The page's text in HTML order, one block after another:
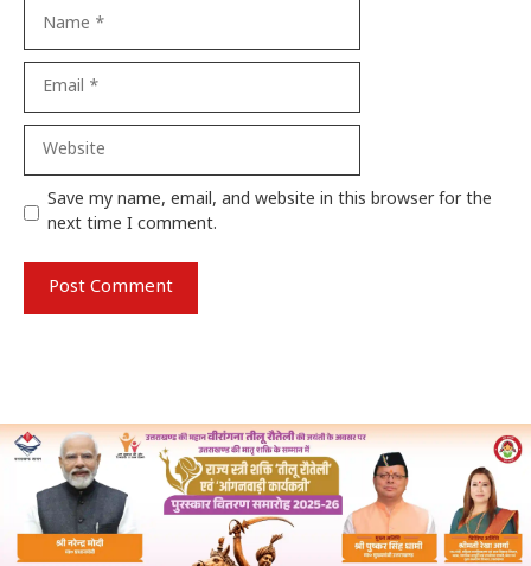
Website
Save my name, email, and website in this browser for the
next time I comment.